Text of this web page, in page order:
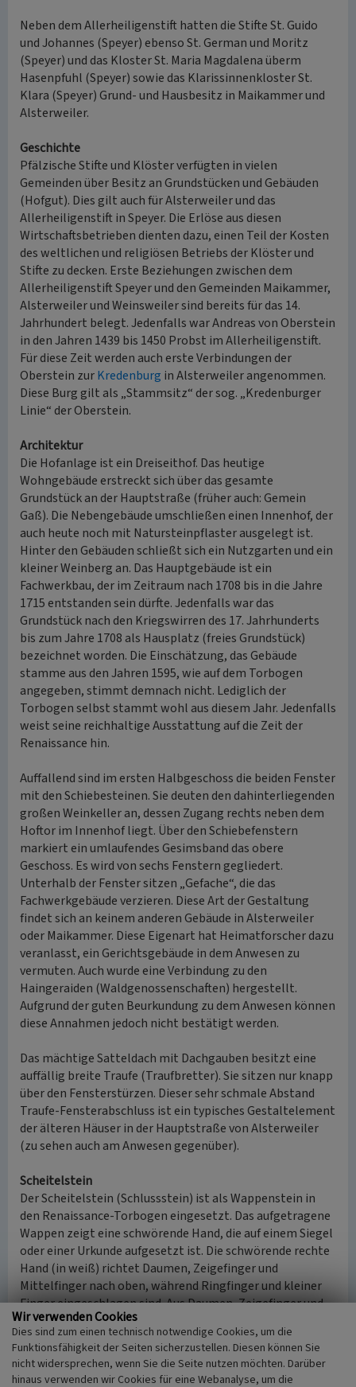
Neben dem Allerheiligenstift hatten die Stifte St. Guido
und Johannes (Speyer) ebenso St. German und Moritz
(Speyer) und das Kloster St. Maria Magdalena überm
Hasenpfuhl (Speyer) sowie das Klarissinnenkloster St.
Klara (Speyer) Grund- und Hausbesitz in Maikammer und
Alsterweiler.
Geschichte
Pfälzische Stifte und Klöster verfügten in vielen
Gemeinden über Besitz an Grundstücken und Gebäuden
(Hofgut). Dies gilt auch für Alsterweiler und das
Allerheiligenstift in Speyer. Die Erlöse aus diesen
Wirtschaftsbetrieben dienten dazu, einen Teil der Kosten
des weltlichen und religiösen Betriebs der Klöster und
Stifte zu decken. Erste Beziehungen zwischen dem
Allerheiligenstift Speyer und den Gemeinden Maikammer,
Alsterweiler und Weinsweiler sind bereits für das 14.
Jahrhundert belegt. Jedenfalls war Andreas von Oberstein
in den Jahren 1439 bis 1450 Probst im Allerheiligenstift.
Für diese Zeit werden auch erste Verbindungen der
Oberstein zurKredenburg in Alsterweiler angenommen.
Diese Burg gilt als „Stammsitz“ der sog. „Kredenburger
Linie“ der Oberstein.
Architektur
Die Hofanlage ist ein Dreiseithof. Das heutige
Wohngebäude erstreckt sich über das gesamte
Grundstück an der Hauptstraße (früher auch: Gemein
Gaß). Die Nebengebäude umschließen einen Innenhof, der
auch heute noch mit Natursteinpflaster ausgelegt ist.
Hinter den Gebäuden schließt sich ein Nutzgarten und ein
kleiner Weinberg an. Das Hauptgebäude ist ein
Fachwerkbau, der im Zeitraum nach 1708 bis in die Jahre
1715 entstanden sein dürfte. Jedenfalls war das
Grundstück nach den Kriegswirren des 17. Jahrhunderts
bis zum Jahre 1708 als Hausplatz (freies Grundstück)
bezeichnet worden. Die Einschätzung, das Gebäude
stamme aus den Jahren 1595, wie auf dem Torbogen
angegeben, stimmt demnach nicht. Lediglich der
Torbogen selbst stammt wohl aus diesem Jahr. Jedenfalls
weist seine reichhaltige Ausstattung auf die Zeit der
Renaissance hin.
Auffallend sind im ersten Halbgeschoss die beiden Fenster
mit den Schiebesteinen. Sie deuten den dahinterliegenden
großen Weinkeller an, dessen Zugang rechts neben dem
Hoftor im Innenhof liegt. Über den Schiebefenstern
markiert ein umlaufendes Gesimsband das obere
Geschoss. Es wird von sechs Fenstern gegliedert.
Unterhalb der Fenster sitzen „Gefache“, die das
Fachwerkgebäude verzieren. Diese Art der Gestaltung
findet sich an keinem anderen Gebäude in Alsterweiler
oder Maikammer. Diese Eigenart hat Heimatforscher dazu
veranlasst, ein Gerichtsgebäude in dem Anwesen zu
vermuten. Auch wurde eine Verbindung zu den
Haingeraiden (Waldgenossenschaften) hergestellt.
Aufgrund der guten Beurkundung zu dem Anwesen können
diese Annahmen jedoch nicht bestätigt werden.
Das mächtige Satteldach mit Dachgauben besitzt eine
auffällig breite Traufe (Traufbretter). Sie sitzen nur knapp
über den Fensterstürzen. Dieser sehr schmale Abstand
Traufe-Fensterabschluss ist ein typisches Gestaltelement
der älteren Häuser in der Hauptstraße von Alsterweiler
(zu sehen auch am Anwesen gegenüber).
Scheitelstein
Der Scheitelstein (Schlussstein) ist als Wappenstein in
den Renaissance-Torbogen eingesetzt. Das aufgetragene
Wappen zeigt eine schwörende Hand, die auf einem Siegel
oder einer Urkunde aufgesetzt ist. Die schwörende rechte
Hand (in weiß) richtet Daumen, Zeigefinger und
Mittelfinger nach oben, während Ringfinger und kleiner
Finger eingeschlagen sind. Aus Daumen, Zeigefinger und
aus den eingeschlagenen Fingern ragen drei Linien hervor.
Sowohl die drei aufrechten Finger als auch diese Linien
sind als Dreifaltigkeitssymbole zu deuten. Die Hand liegt
auf einem Ärmelaufschlag.
Wir verwenden Cookies
Dies sind zum einen technisch notwendige Cookies, um die
Funktionsfähigkeit der Seiten sicherzustellen. Diesen können Sie
nicht widersprechen, wenn Sie die Seite nutzen möchten. Darüber
hinaus verwenden wir Cookies für eine Webanalyse, um die